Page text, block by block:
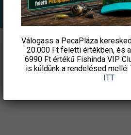
ÉRTESÜLJ ELSŐKÉNT!
HÍRLEVELÜNKRE!
Válogass a PecaPláza
20.000 Ft feletti értékben, és
6990 Ft értékű Fishinda VIP
is küldünk a rendelésed mellé.
ITT